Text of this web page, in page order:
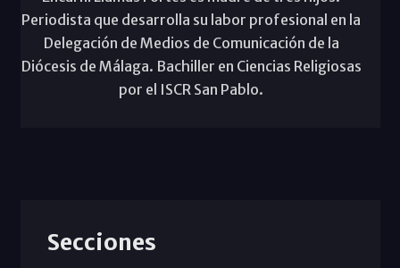
Periodista que desarrolla su labor profesional en la
Delegación de Medios de Comunicación de la
Diócesis de Málaga. Bachiller en Ciencias Religiosas
por el ISCR San Pablo.
Secciones